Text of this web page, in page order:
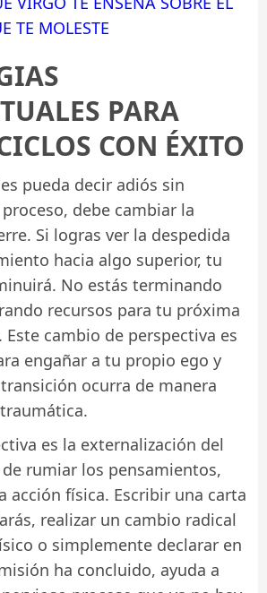
TE MOLESTE
PARA
CON ÉXITO
pueda decir adiós sin
debe cambiar la
Si logras ver la despedida
hacia algo superior, tu
No estás terminando
recursos para tu próxima
cambio de perspectiva es
engañar a tu propio ego y
ocurra de manera
es la externalización del
rumiar los pensamientos,
acción física. Escribir una carta
realizar un cambio radical
o simplemente declarar en
ha concluido, ayuda a